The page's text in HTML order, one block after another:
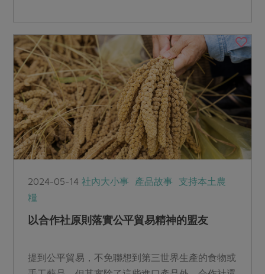
住人口變多，美食餐廳當然也如雨後春筍一直出
現。
2024-05-14社內大小事 產品故事
支持本土農
糧
以合作社原則落實公平貿易精神的盟友
提到公平貿易，不免聯想到第三世界生產的食物或